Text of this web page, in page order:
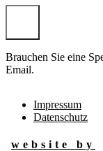
Brauchen Sie eine
Email.
Impressum
Datenschutz
website by